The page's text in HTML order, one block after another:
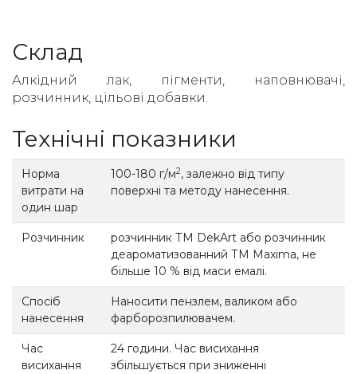
Склад
Алкідний лак, пігменти, наповнювачі,
розчинник, цільові добавки.
Технічні показники
Норма
витрати на
один шар
100-180 г/м2, залежно від типу
поверхні та методу нанесення.
Розчинник
розчинник ТМ DekArt або розчинник
деароматизованний ТМ Maxima, не
більше 10 % від маси емалі.
Спосіб
нанесення
Наносити пензлем, валиком або
фарборозпилювачем.
Час
висихання
24 години. Час висихання
збільшується при зниженні